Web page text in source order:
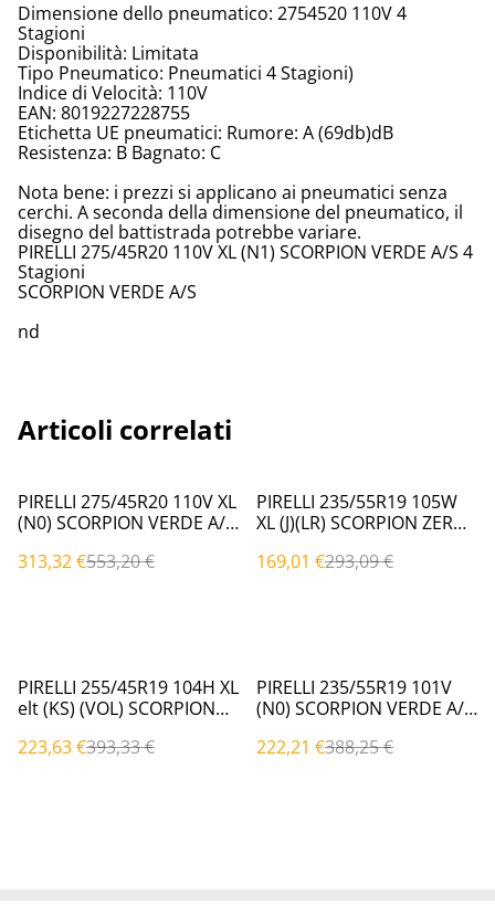
Dimensione dello pneumatico: 2754520 110V 4
Stagioni
Disponibilità: Limitata
Tipo Pneumatico: Pneumatici 4 Stagioni)
Indice di Velocità: 110V
EAN: 8019227228755
Etichetta UE pneumatici: Rumore: A (69db)dB
Resistenza: B Bagnato: C
Nota bene: i prezzi si applicano ai pneumatici senza
cerchi. A seconda della dimensione del pneumatico, il
disegno del battistrada potrebbe variare.
PIRELLI 275/45R20 110V XL (N1) SCORPION VERDE A/S 4
Stagioni
SCORPION VERDE A/S
nd
Articoli correlati
%
PIRELLI 275/45R20 110V XL
(N0) SCORPION VERDE A/S
313,32 €553,20 €
%
PIRELLI 235/55R19 105W
XL (J)(LR) SCORPION ZERO
169,01 €293,09 €
%
PIRELLI 255/45R19 104H XL
elt (KS) (VOL) SCORPION
223,63 €393,33 €
%
PIRELLI 235/55R19 101V
(N0) SCORPION VERDE A/S
222,21 €388,25 €